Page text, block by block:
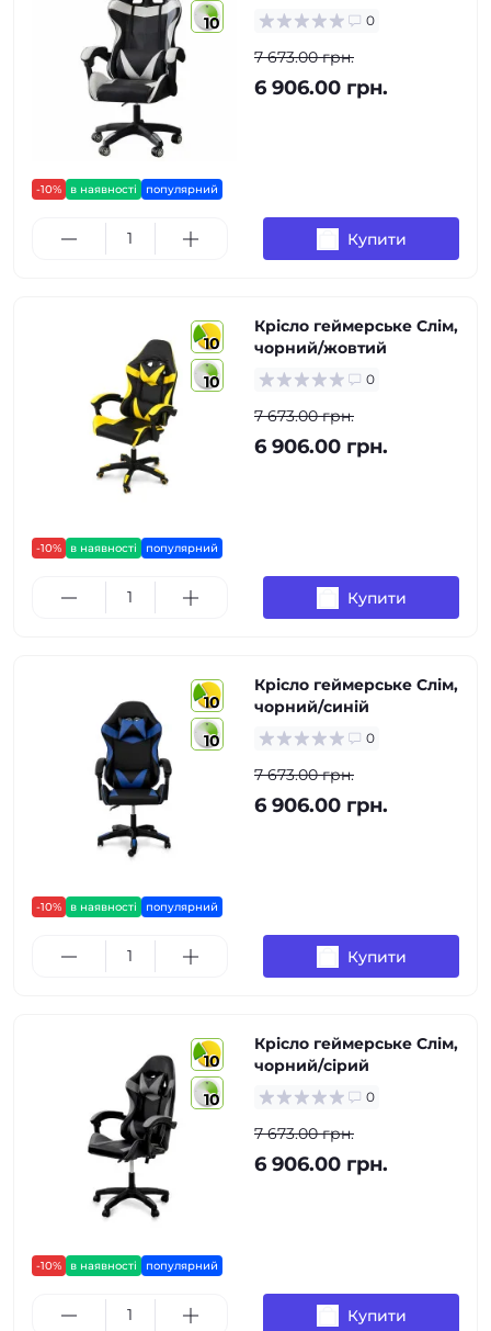
10
-10% в наявності популярний
0
7 673.00 грн.
6 906.00 грн.
Купити
10
10
-10% в наявності популярний
Крісло геймерське Слім,
чорний/жовтий
0
7 673.00 грн.
6 906.00 грн.
Купити
10
10
-10% в наявності популярний
Крісло геймерське Слім,
чорний/синій
0
7 673.00 грн.
6 906.00 грн.
Купити
10
10
-10% в наявності популярний
Крісло геймерське Слім,
чорний/сірий
0
7 673.00 грн.
6 906.00 грн.
Купити